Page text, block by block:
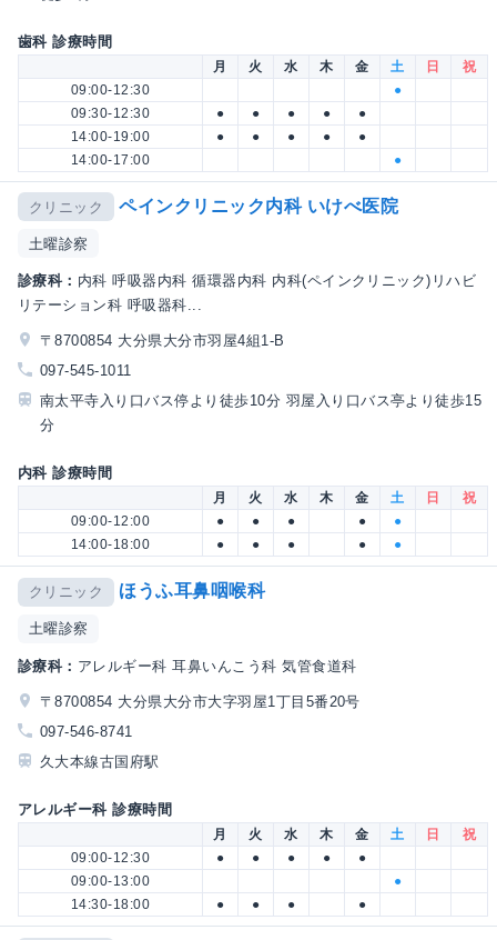
歯科 診療時間
月 火 水 木 金 土 日
祝
09:00-12:30
●
09:30-12:30
● ● ● ●
●
14:00-19:00
● ● ● ●
●
14:00-17:00
●
クリニック ペインクリニック内科 いけべ医院
土曜診察
診療科： 内科 呼吸器内科 循環器内科 内科(ペインクリニック)リハビ
リテーション科 呼吸器科...
〒8700854 大分県大分市羽屋4組1-B
097-545-1011
南太平寺入り口バス停より徒歩10分 羽屋入り口バス亭より徒歩15
分
内科 診療時間
月 火 水 木 金 土 日
祝
09:00-12:00
● ● ● ●
●
14:00-18:00
● ● ● ● ●
クリニック ほうふ耳鼻咽喉科
土曜診察
診療科： アレルギー科 耳鼻いんこう科 気管食道科
〒8700854 大分県大分市大字羽屋1丁目5番20号
097-546-8741
久大本線古国府駅
アレルギー科 診療時間
月 火 水 木 金 土 日
祝
09:00-12:30
● ● ● ●
●
09:00-13:00
●
14:30-18:00
● ● ● ●